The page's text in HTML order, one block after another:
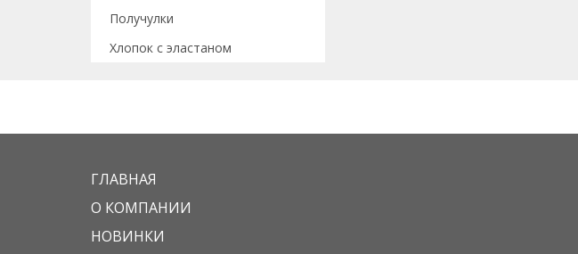
Получулки
Хлопок с эластаном
ГЛАВНАЯ
О КОМПАНИИ
НОВИНКИ